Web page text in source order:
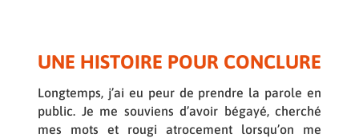
UNE HISTOIRE POUR CONCLURE
Longtemps, j’ai eu peur de prendre la parole en
public. Je me souviens d’avoir bégayé, cherché
mes mots et rougi atrocement lorsqu’on me